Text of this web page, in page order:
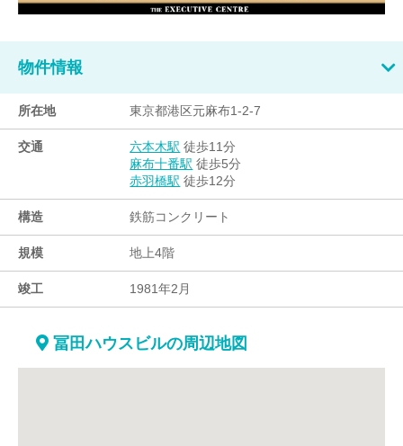
物件情報
所在地 東京都港区元麻布1-2-7
交通 六本木駅 徒歩11分
麻布十番駅 徒歩5分
赤羽橋駅 徒歩12分
構造 鉄筋コンクリート
規模 地上4階
竣工 1981年2月
冨田ハウスビルの周辺地図